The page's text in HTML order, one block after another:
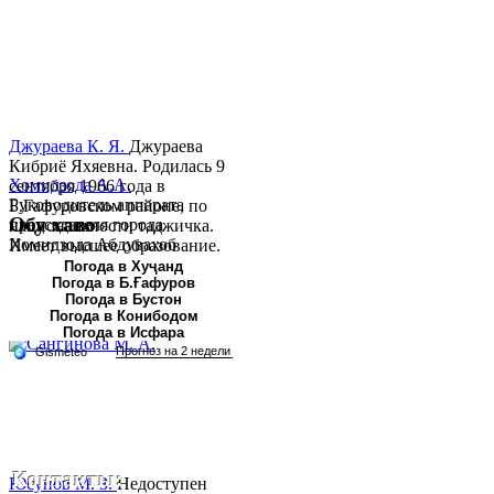
Хомидзода А.А.
Руководитель аппарата
председателя города
Хомидзода Абдувахоб
Абдумаджид родился 8
июня 1978 года в городе
Худжанде. По
национальности...
Джураева К. Я. Джураева
Кибриё Яхяевна. Родилась 9
сентября 1966 года в
Б.Гафуровском районе, по
национальности таджичка.
Имеет высшее образование.
В 1997 ...
Юсупов М. З.Недоступен
Обу хаво
Погода в Хуҷанд
Погода в Б.Ғафуров
Погода в Бустон
Погода в Конибодом
Погода в Исфара
Контакты: